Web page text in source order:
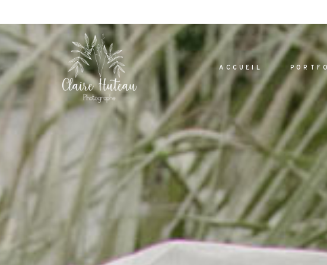
ACCUEIL
Dolor Tristique
Nullam quis risus eget urna mollis ornare vel eu
leo. Aenean lacinia bibendum nulla sed
consectetur. Aenean lacinia bibendum nulla sed